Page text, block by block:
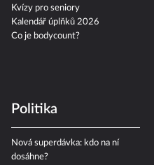
Kvízy pro seniory
Kalendář úplňků 2026
Co je bodycount?
Politika
Nová superdávka: kdo na ní
dosáhne?